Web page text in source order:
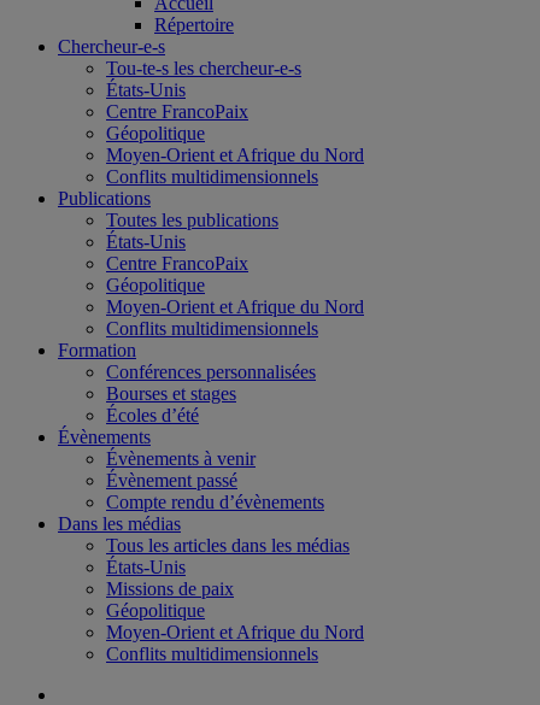
Répertoire
Chercheur-e-s
Tou-te-s les chercheur-e-s
États-Unis
Centre FrancoPaix
Géopolitique
Moyen-Orient et Afrique du Nord
Conflits multidimensionnels
Publications
Toutes les publications
États-Unis
Centre FrancoPaix
Géopolitique
Moyen-Orient et Afrique du Nord
Conflits multidimensionnels
Formation
Conférences personnalisées
Bourses et stages
Écoles d’été
Évènements
Évènements à venir
Évènement passé
Compte rendu d’évènements
Dans les médias
Tous les articles dans les médias
États-Unis
Missions de paix
Géopolitique
Moyen-Orient et Afrique du Nord
Conflits multidimensionnels